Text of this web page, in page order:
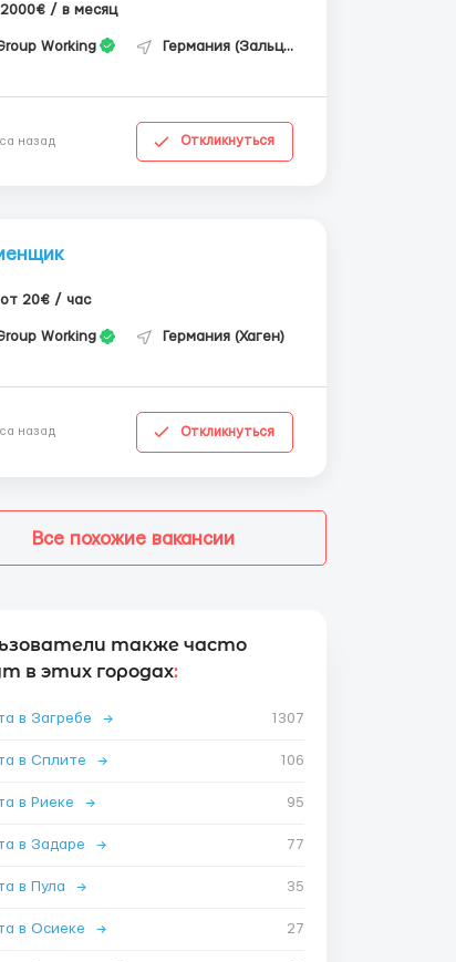
2000€ / в месяц
Working Германия (Зальцгиттер)
назад Откликнуться
от 20€ / час
Working Германия (Хаген)
назад Откликнуться
Все похожие вакансии
также часто
в этих городах:
в Загребе → 1307
в Сплите → 106
в Риеке → 95
в Задаре → 77
в Пула → 35
в Осиеке → 27